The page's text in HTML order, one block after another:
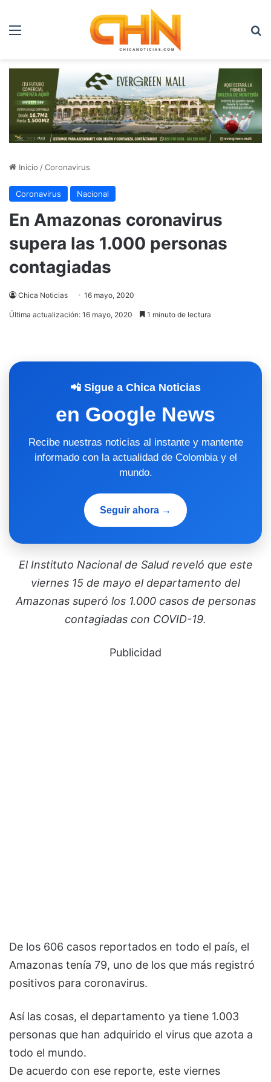
Menú
Inicio /Coronavirus
Coronavirus Nacional
En Amazonas coronavirus
supera las 1.000 personas
contagiadas
Chica Noticias 16 mayo, 2020
Última actualización: 16 mayo, 2020 1 minuto de lectura
📲 Sigue a Chica Noticias
en Google News
Recibe nuestras noticias al instante y mantente
informado con la actualidad de Colombia y el
mundo.
Seguir ahora →
El Instituto Nacional de Salud reveló que este
viernes 15 de mayo el departamento del
Amazonas superó los 1.000 casos de personas
contagiadas con COVID-19.
Publicidad
De los 606 casos reportados en todo el país, el
Amazonas tenía 79, uno de los que más registró
positivos para coronavirus.
Así las cosas, el departamento ya tiene 1.003
personas que han adquirido el virus que azota a
todo el mundo.
De acuerdo con ese reporte, este viernes